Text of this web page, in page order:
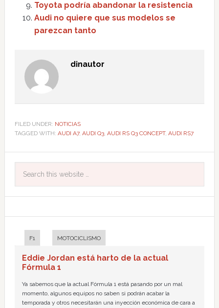
Toyota podría abandonar la resistencia
Audi no quiere que sus modelos se
parezcan tanto
dinautor
FILED UNDER: NOTICIAS
TAGGED WITH: AUDI A7, AUDI Q3, AUDI RS Q3 CONCEPT, AUDI RS7
F1 MOTOCICLISMO
Eddie Jordan está harto de la actual
Fórmula 1
Ya sabemos que la actual Fórmula 1 está pasando por un mal
momento, algunos equipos no saben si podrán acabar la
temporada y otros necesitarán una inyección económica de cara a